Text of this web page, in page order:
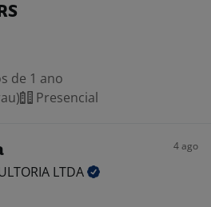
de 1 ano
Presencial
4 ago
LTDA